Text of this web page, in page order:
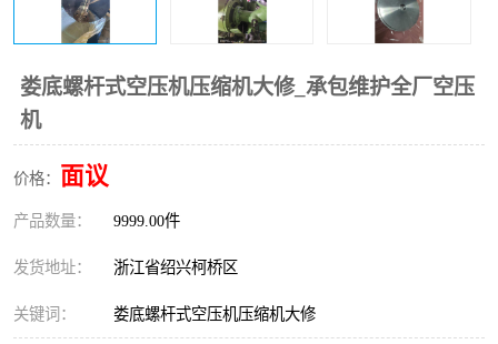
娄底螺杆式空压机压缩机大修_承包维护全厂空压
机
价格： 面议
产品数量： 9999.00件
发货地址： 浙江省绍兴柯桥区
关键词： 娄底螺杆式空压机压缩机大修
冷却器 复盛FS-elliott离心机零件
CAMERON空压机维修 CAMERON空压机显示屏